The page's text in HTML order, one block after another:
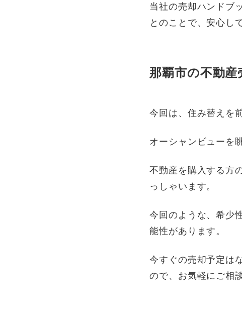
当社の売却ハンドブ
とのことで、安心し
那覇市の不動
今回は、住み替えを
オーシャンビューを
不動産を購入する方
っしゃいます。
今回のような、希少
能性があります。
今すぐの売却予定は
ので、お気軽にご相